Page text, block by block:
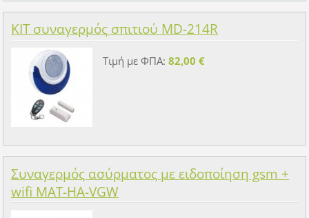
KIT συναγερμός σπιτιού MD-214R
Τιμή με ΦΠΑ: 82,00 €
Συναγερμός ασύρματος με ειδοποίηση gsm +
wifi MAT-HA-VGW